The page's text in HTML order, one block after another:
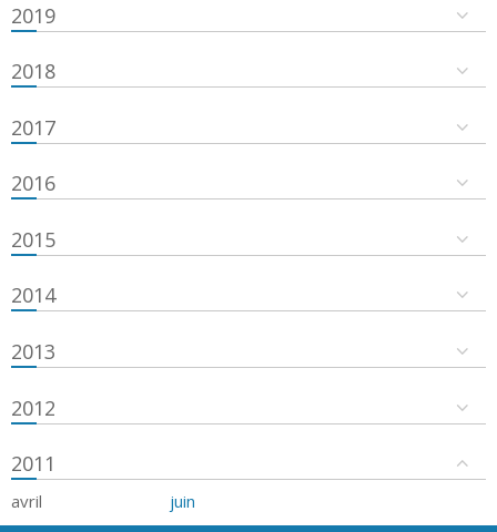
2019
2018
2017
2016
2015
2014
2013
2012
2011
avril juin